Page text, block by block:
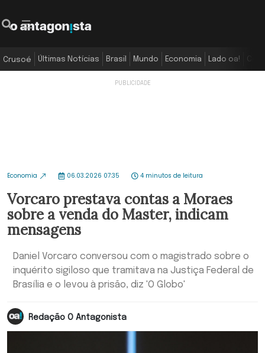
Crusoé Últimas Notícias Brasil Mundo Economia Lado oa!
Economia 06.03.2026 07:35 4 minutos de leitura
Vorcaro prestava contas a Moraes
sobre a venda do Master, indicam
mensagens
Daniel Vorcaro conversou com o magistrado sobre o
inquérito sigiloso que tramitava na Justiça Federal de
Brasília e o levou à prisão, diz 'O Globo'
Redação O Antagonista